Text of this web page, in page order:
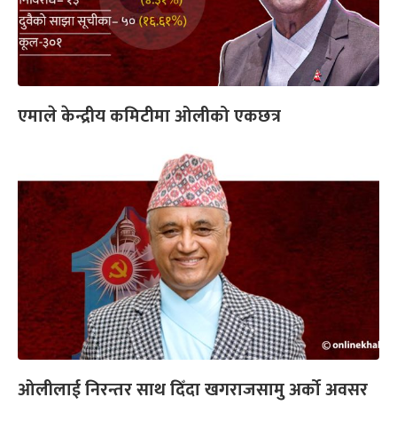
एमाले केन्द्रीय कमिटीमा ओलीको एकछत्र
ओलीलाई निरन्तर साथ दिँदा खगराजसामु अर्को अवसर